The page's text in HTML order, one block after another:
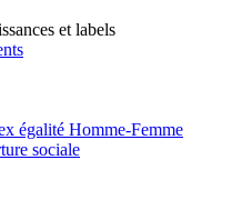
et labels
égalité Homme-Femme
sociale